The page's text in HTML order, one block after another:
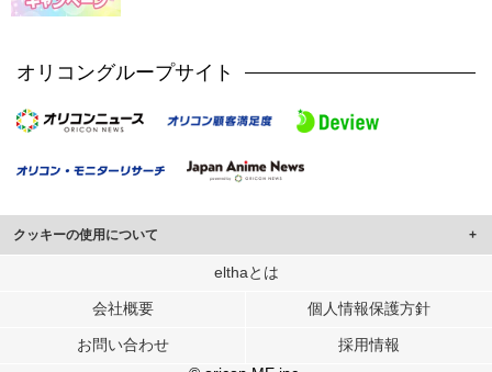
オリコングループサイト
クッキーの使用について
このサイトでは Cookie を使用して、ユーザーに合わせたコンテンツや広告の
行っています。
メディアや広告配信、データ解析の各パートナーに提供しています。
各パートナーは、この情報とユーザーが各パートナーに提供した他の情報や、
elthaとは
会社概要 個人情報保護方針
お問い合わせ
採用情報